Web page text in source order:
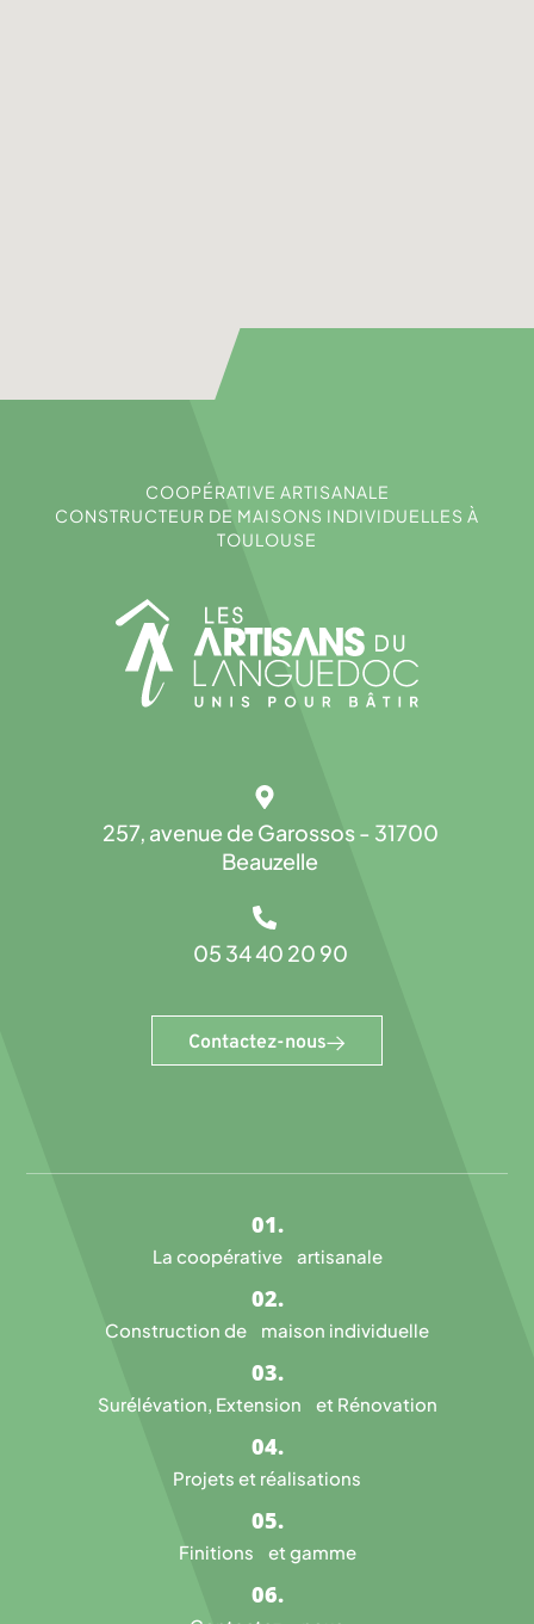
COOPÉRATIVE ARTISANALE
CONSTRUCTEUR DE MAISONS INDIVIDUELLES À
TOULOUSE
257, avenue de Garossos - 31700
Beauzelle
05 34 40 20 90
Contactez-nous
La coopérative artisanale
Construction de maison individuelle
Surélévation, Extension et Rénovation
Projets et réalisations
Finitions et gamme